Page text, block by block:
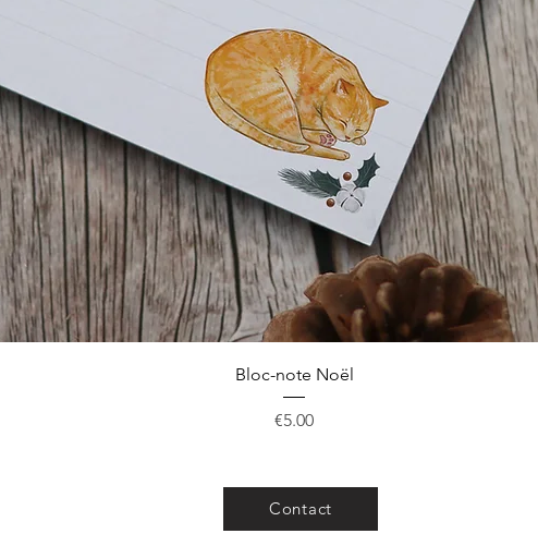
Quick View
Bloc-note Noël
Price
€5.00
Contact